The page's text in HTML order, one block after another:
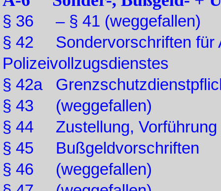
§ 36 – § 41 (weggefallen)
§ 42 Sondervorschriften für
Polizeivollzugsdienstes
§ 42a
§ 43 (weggefallen)
§ 44 Zustellung, Vorführung
§ 45 Bußgeldvorschriften
§ 46 (weggefallen)